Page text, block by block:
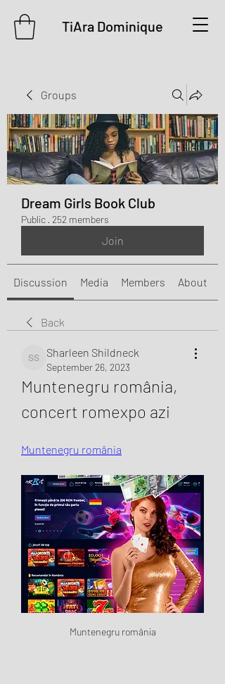
TiAra Dominique
Groups
Dream Girls Book Club
Public · 252 members
Join
Discussion Media Members About
Back
Sharleen Shildneck
Sharleen Shildneck
September 26, 2023
Muntenegru românia,
concert romexpo azi
Muntenegru românia
Muntenegru românia